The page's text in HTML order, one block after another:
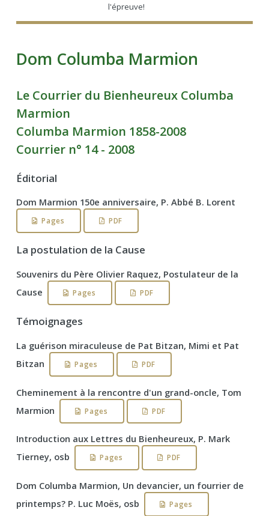
l'épreuve!
Dom Columba Marmion
Le Courrier du Bienheureux Columba
Marmion
Columba Marmion 1858-2008
Courrier n° 14 - 2008
Éditorial
Dom Marmion 150e anniversaire, P. Abbé B. Lorent
Pages PDF
La postulation de la Cause
Souvenirs du Père Olivier Raquez, Postulateur de la
Cause
Pages PDF
Témoignages
La guérison miraculeuse de Pat Bitzan, Mimi et Pat
Bitzan
Pages PDF
Cheminement à la rencontre d'un grand-oncle, Tom
Marmion
Pages PDF
Introduction aux Lettres du Bienheureux, P. Mark
Tierney, osb
Pages PDF
Dom Columba Marmion, Un devancier, un fourrier de
printemps? P. Luc Moës, osb
Pages